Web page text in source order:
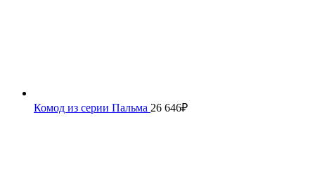
Комод из серии Пальма 26 646₽